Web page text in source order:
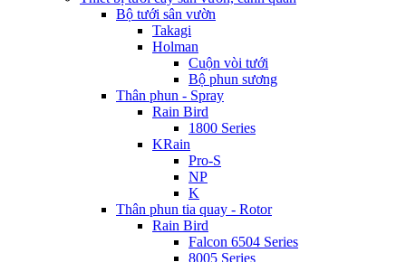
Bộ tưới sân vườn
Takagi
Holman
Cuộn vòi tưới
Bộ phun sương
Thân phun - Spray
Rain Bird
1800 Series
KRain
Pro-S
NP
K
Thân phun tia quay - Rotor
Rain Bird
Falcon 6504 Series
8005 Series